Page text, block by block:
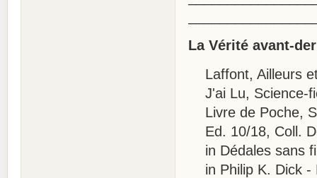
La Vérité avant-
Laffont, Ailleurs
J'ai Lu, Science-
Livre de Poche,
Ed. 10/18, Coll.
in Dédales sans
in Philip K. Dick -